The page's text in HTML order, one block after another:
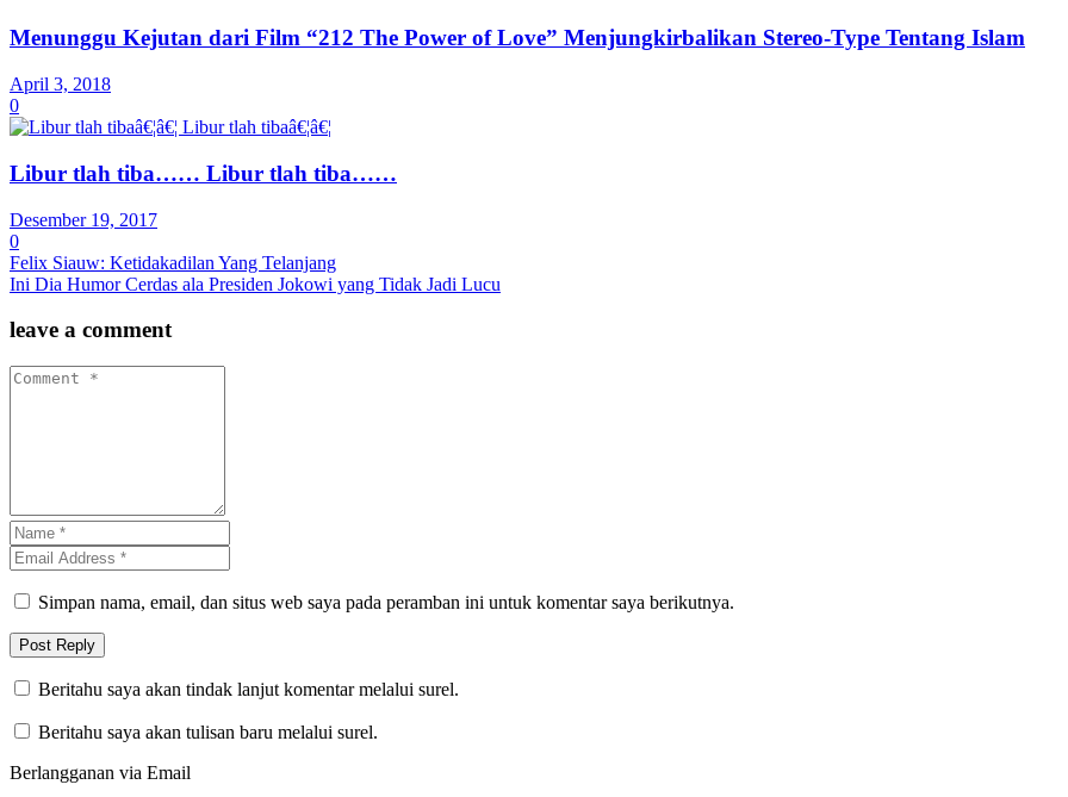
Menunggu Kejutan dari Film “212 The Power of Love” Menjungkirbalikan Stereo-Type Tentang Islam
April 3, 2018
0
Libur tlah tiba…… Libur tlah tiba……
Desember 19, 2017
0
Felix Siauw: Ketidakadilan Yang Telanjang
Ini Dia Humor Cerdas ala Presiden Jokowi yang Tidak Jadi Lucu
leave a comment
Simpan nama, email, dan situs web saya pada peramban ini untuk komentar saya berikutnya.
Beritahu saya akan tindak lanjut komentar melalui surel.
Beritahu saya akan tulisan baru melalui surel.
Berlangganan via Email